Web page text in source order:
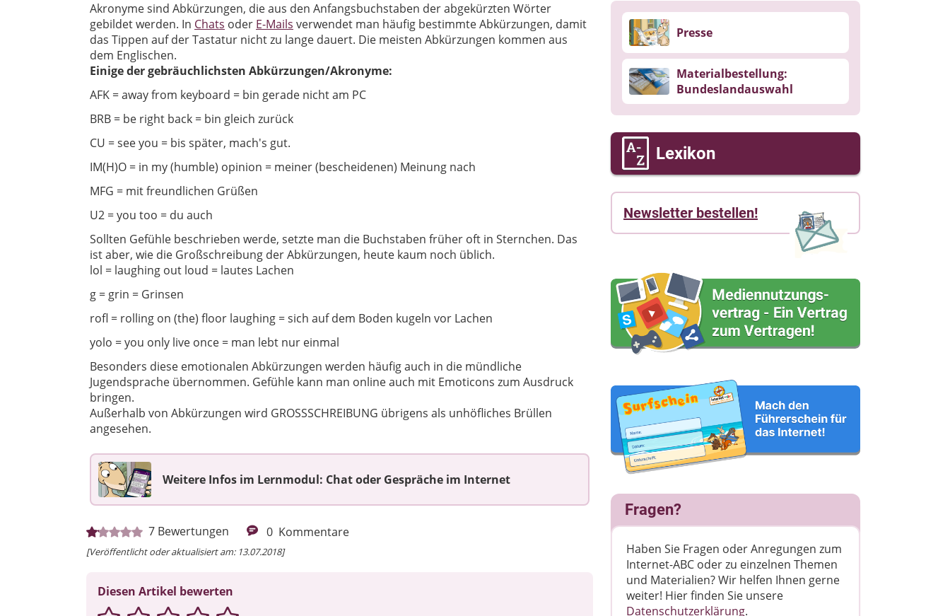
Akronyme sind Abkürzungen, die aus den Anfangsbuchstaben der abgekürzten Wörter
gebildet werden. In Chats oder E-Mails verwendet man häufig bestimmte Abkürzungen, damit
das Tippen auf der Tastatur nicht zu lange dauert. Die meisten Abkürzungen kommen aus
dem Englischen.
Einige der gebräuchlichsten Abkürzungen/Akronyme:
AFK = away from keyboard = bin gerade nicht am PC
BRB = be right back = bin gleich zurück
CU = see you = bis später, mach's gut.
IM(H)O = in my (humble) opinion = meiner (bescheidenen) Meinung nach
MFG = mit freundlichen Grüßen
U2 = you too = du auch
Sollten Gefühle beschrieben werde, setzte man die Buchstaben früher oft in Sternchen. Das
ist aber, wie die Großschreibung der Abkürzungen, heute kaum noch üblich.
lol = laughing out loud = lautes Lachen
g = grin = Grinsen
rofl = rolling on (the) floor laughing = sich auf dem Boden kugeln vor Lachen
yolo = you only live once = man lebt nur einmal
Besonders diese emotionalen Abkürzungen werden häufig auch in die mündliche
Jugendsprache übernommen. Gefühle kann man online auch mit Emoticons zum Ausdruck
bringen.
Außerhalb von Abkürzungen wird GROSSSCHREIBUNG übrigens als unhöfliches Brüllen
angesehen.
Weitere Infos im Lernmodul: Chat oder Gespräche im Internet
7 Bewertungen 0 Kommentare
[Veröffentlicht oder aktualisiert am: 13.07.2018]
Diesen Artikel bewerten
Presse
Materialbestellung:
Bundeslandauswahl
Lexikon
Newsletter bestellen!
Fragen?
Haben Sie Fragen oder Anregungen zum
Internet-ABC oder zu einzelnen Themen
und Materialien? Wir helfen Ihnen gerne
weiter! ​Hier finden Sie unsere
Datenschutzerklärung.